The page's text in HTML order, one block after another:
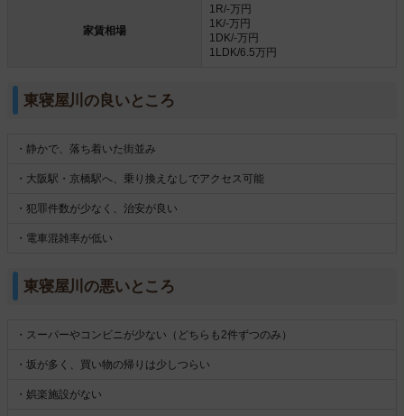
家賃相場
1R/-万円
1K/-万円
1DK/-万円
1LDK/6.5万円
東寝屋川の良いところ
・静かで、落ち着いた街並み
・大阪駅・京橋駅へ、乗り換えなしでアクセス可能
・犯罪件数が少なく、治安が良い
・電車混雑率が低い
東寝屋川の悪いところ
・スーパーやコンビニが少ない（どちらも2件ずつのみ）
・坂が多く、買い物の帰りは少しつらい
・娯楽施設がない